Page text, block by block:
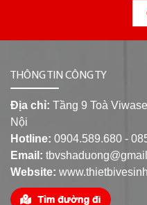
THÔNG TIN CÔNG TY
Địa chỉ: Tầng 9 Toà
Nội
Hotline: 0904.589.680 -
Email:
Website: